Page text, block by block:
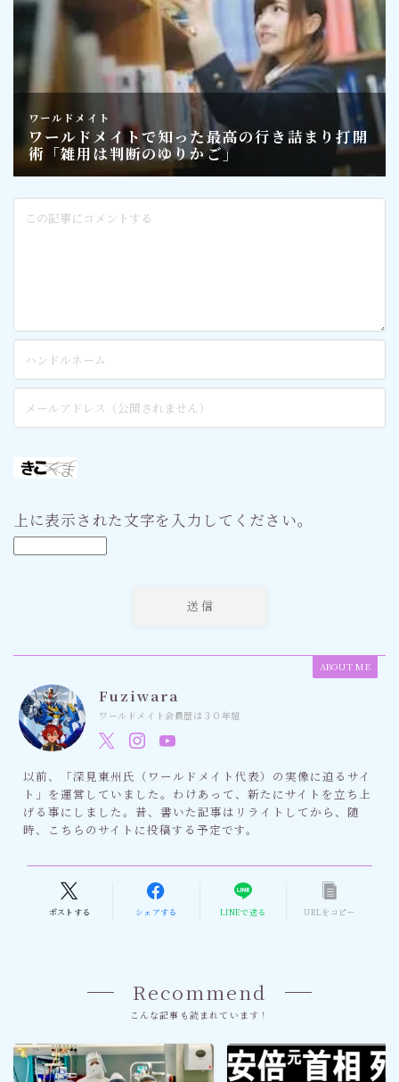
上に表示された文字を入力してください。
ABOUT ME
Fuziwara
ワールドメイト会員歴は３０年超
以前、「深見東州氏（ワールドメイト代表）の実像に迫るサイ
ト」を運営していました。わけあって、新たにサイトを立ち上
げる事にしました。昔、書いた記事はリライトしてから、随
時、こちらのサイトに投稿する予定です。
ポストする シェアする LINEで送る URLをコピー
Recommend
こんな記事も読まれています！